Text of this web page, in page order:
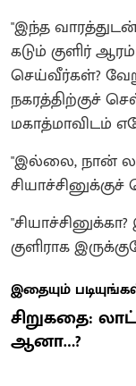
"இந்த வாரத்துடன்
கடும் குளிர்
செய்வீர்கள்?
நகரத்திற்குச்
மகாத்மாவிடம்
"இல்லை, நான்
குளிராக
இதையும்
சிறுகதை:
ஆனா…?